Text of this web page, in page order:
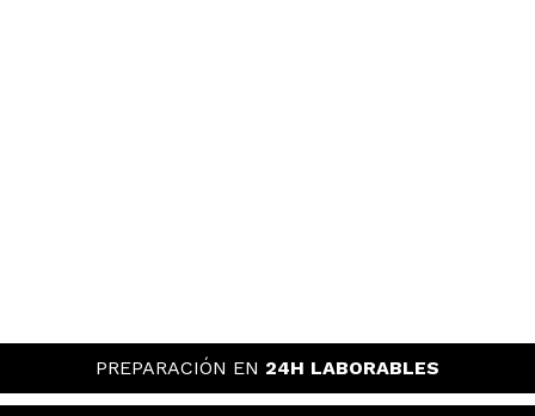
PREPARACIÓN EN 24H LABORABLES